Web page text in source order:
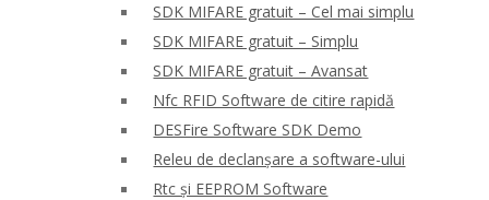
SDK MIFARE gratuit – Cel mai simplu
SDK MIFARE gratuit – Simplu
SDK MIFARE gratuit – Avansat
Nfc RFID Software de citire rapidă
DESFire Software SDK Demo
Releu de declanșare a software-ului
Rtc și EEPROM Software